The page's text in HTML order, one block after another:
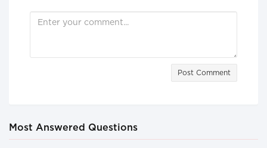
Post Comment
Most Answered Questions